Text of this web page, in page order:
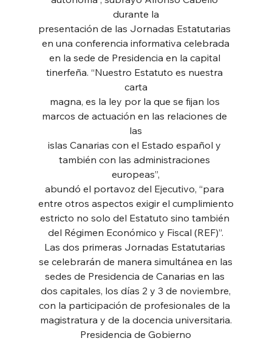
durante la
presentación de las Jornadas Estatutarias
en una conferencia informativa celebrada
en la sede de Presidencia en la capital
tinerfeña. “Nuestro Estatuto es nuestra
carta
magna, es la ley por la que se fijan los
marcos de actuación en las relaciones de
las
islas Canarias con el Estado español y
también con las administraciones
europeas”,
abundó el portavoz del Ejecutivo, “para
entre otros aspectos exigir el cumplimiento
estricto no solo del Estatuto sino también
del Régimen Económico y Fiscal (REF)”.
Las dos primeras Jornadas Estatutarias
se celebrarán de manera simultánea en las
sedes de Presidencia de Canarias en las
dos capitales, los días 2 y 3 de noviembre,
con la participación de profesionales de la
magistratura y de la docencia universitaria.
Presidencia de Gobierno